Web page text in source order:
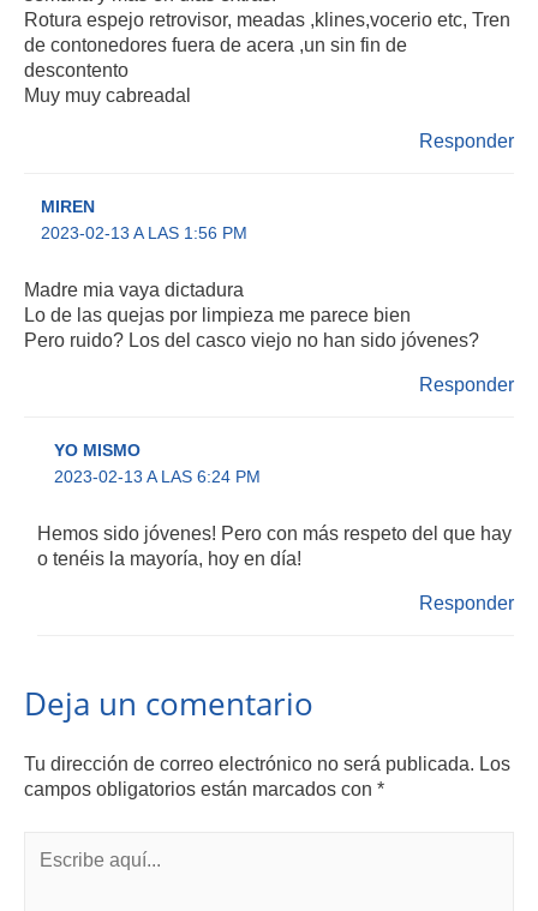
Rotura espejo retrovisor, meadas ,klines,vocerio etc, Tren
de contonedores fuera de acera ,un sin fin de
descontento
Muy muy cabreadal
Responder
MIREN
2023-02-13 A LAS 1:56 PM
Madre mia vaya dictadura
Lo de las quejas por limpieza me parece bien
Pero ruido? Los del casco viejo no han sido jóvenes?
Responder
YO MISMO
2023-02-13 A LAS 6:24 PM
Hemos sido jóvenes! Pero con más respeto del que hay
o tenéis la mayoría, hoy en día!
Responder
Deja un comentario
Tu dirección de correo electrónico no será publicada. Los
campos obligatorios están marcados con *